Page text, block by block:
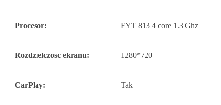
Procesor: FYT 813 4 core 1.3 Ghz
Rozdzielczość ekranu: 1280*720
CarPlay: Tak